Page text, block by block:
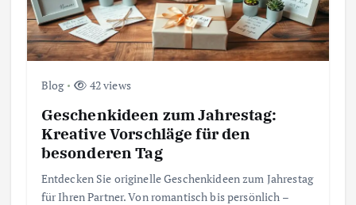
Blog 42 views
Geschenkideen zum Jahrestag:
Kreative Vorschläge für den
besonderen Tag
Entdecken Sie originelle Geschenkideen zum Jahrestag
für Ihren Partner. Von romantisch bis persönlich –